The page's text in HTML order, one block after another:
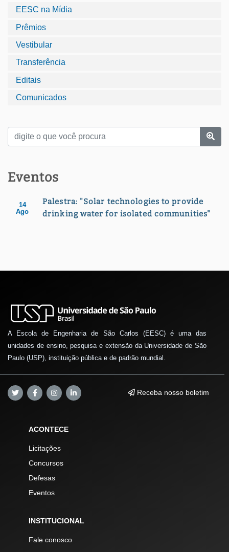
EESC na Mídia
Prêmios
Vestibular
Transferência
Editais
Comunicados
Eventos
14
Ago
Palestra: "Solar technologies to provide
drinking water for isolated communities"
A Escola de Engenharia de São Carlos (EESC) é uma das
unidades de ensino, pesquisa e extensão da Universidade de São
Paulo (USP), instituição pública e de padrão mundial.
Receba nosso boletim
ACONTECE
Licitações
Concursos
Defesas
Eventos
INSTITUCIONAL
Fale conosco